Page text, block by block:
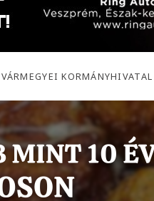
KORMÁNYHIVATAL